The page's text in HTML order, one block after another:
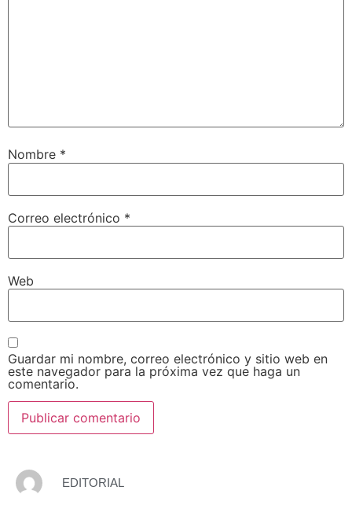
Nombre *
Correo electrónico *
Web
Guardar mi nombre, correo electrónico y sitio web en
este navegador para la próxima vez que haga un
comentario.
EDITORIAL